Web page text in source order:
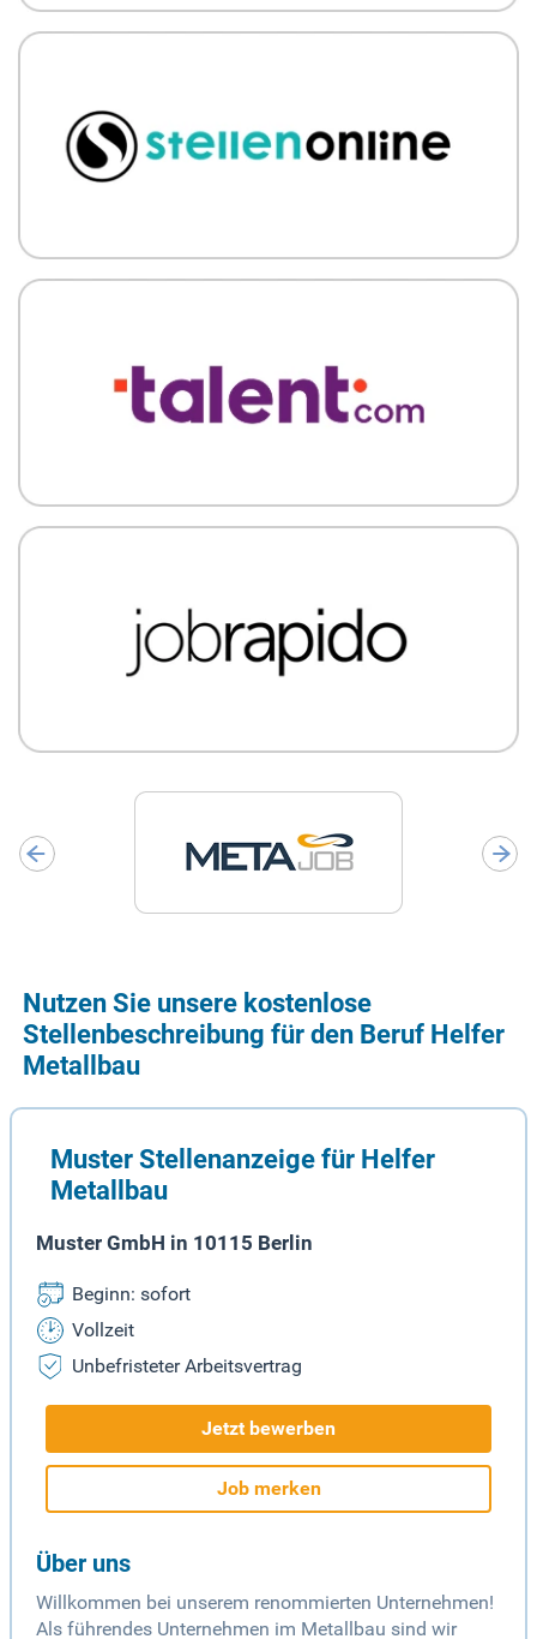
Nutzen Sie unsere kostenlose
Stellenbeschreibung für den Beruf Helfer
Metallbau
Muster Stellenanzeige für Helfer
Metallbau
Muster GmbH in 10115 Berlin
Beginn: sofort
Vollzeit
Unbefristeter Arbeitsvertrag
Jetzt bewerben
Job merken
Über uns
Willkommen bei unserem renommierten Unternehmen!
Als führendes Unternehmen im Metallbau sind wir